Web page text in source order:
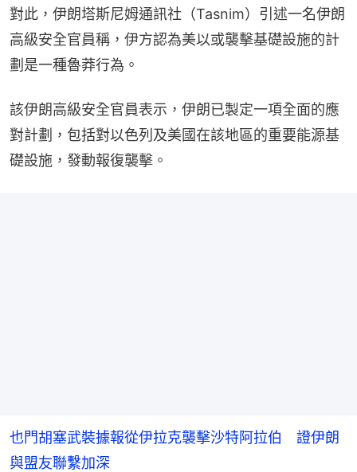
對此，伊朗塔斯尼姆通訊社（Tasnim）引述一名伊朗
高級安全官員稱，伊方認為美以或襲擊基礎設施的計
劃是一種魯莽行為。
該伊朗高級安全官員表示，伊朗已製定一項全面的應
對計劃，包括對以色列及美國在該地區的重要能源基
礎設施，發動報復襲擊。
也門胡塞武裝據報從伊拉克襲擊沙特阿拉伯 證伊朗
與盟友聯繫加深